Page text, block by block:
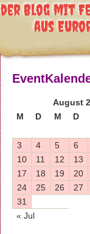
der Blog mit
aus
August
M
D M D
« Jul
3
4 5 6
10
11 12 13
17
18 19 20
24
25 26 27
31